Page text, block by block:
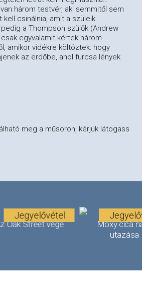
három testvér, aki semmitől sem
kell csinálnia, amit a szüleik
a Thompson szülők (Andrew
egyvalamit kértek három
amikor vidékre költöztek: hogy
az erdőbe, ahol furcsa lények
meg a műsoron, kérjük látogass
Oak Street vége
Jegyelővétel
Moxy cica
utazása